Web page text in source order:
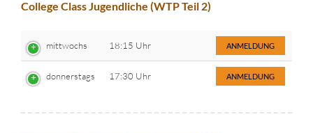
College Class Jugendliche (WTP Teil 2)
mittwochs 18:15 Uhr ANMELDUNG
donnerstags 17:30 Uhr ANMELDUNG